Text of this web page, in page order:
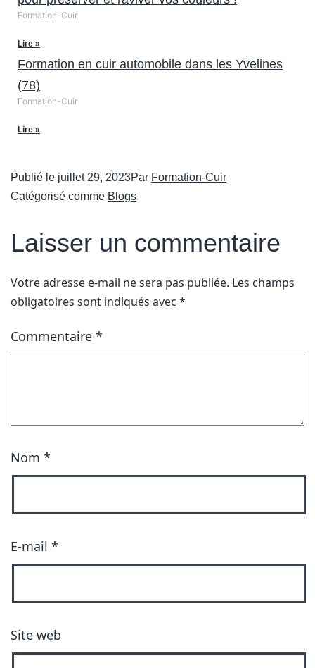
Formation-Cuir
Lire »
Formation en cuir automobile dans les Yvelines
(78)
Formation-Cuir
Lire »
Publié le juillet 29, 2023Par Formation-Cuir
Catégorisé comme Blogs
Laisser un commentaire
Votre adresse e-mail ne sera pas publiée. Les champs
obligatoires sont indiqués avec *
Commentaire *
Nom *
E-mail *
Site web